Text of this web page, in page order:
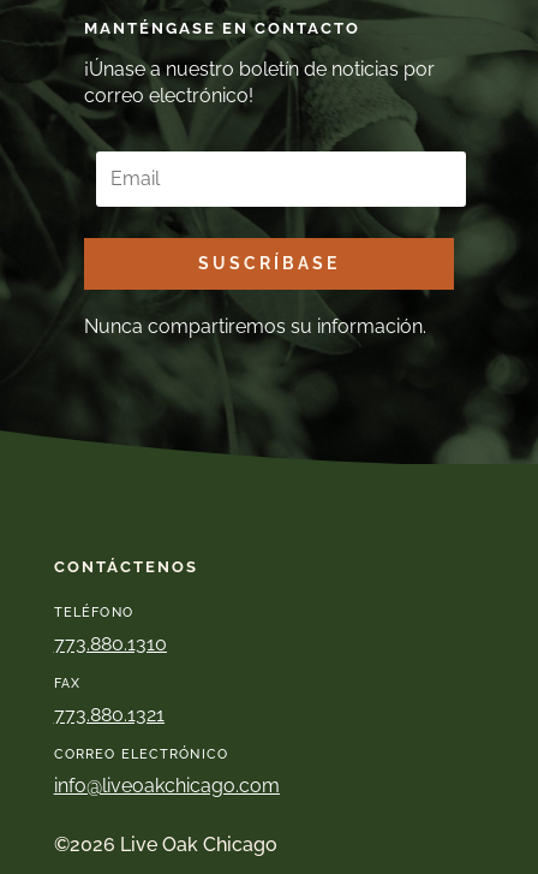
MANTÉNGASE EN CONTACTO
¡Únase a nuestro boletín de noticias por
correo electrónico!
SUSCRÍBASE
Nunca compartiremos su información.
CONTÁCTENOS
TELÉFONO
773.880.1310
FAX
773.880.1321
CORREO ELECTRÓNICO
info@liveoakchicago.com
©2026 Live Oak Chicago